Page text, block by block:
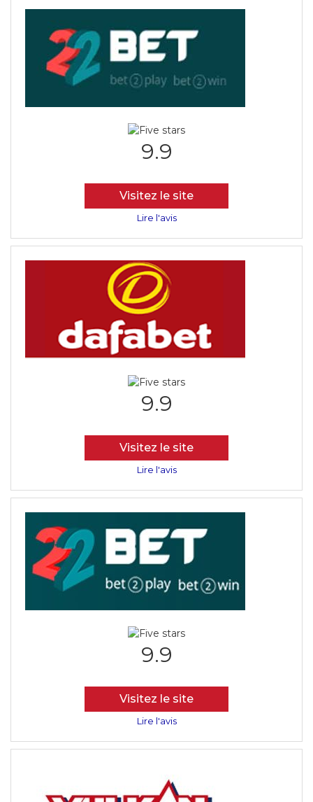
9.9
Visitez le site
Lire l'avis
9.9
Visitez le site
Lire l'avis
9.9
Visitez le site
Lire l'avis